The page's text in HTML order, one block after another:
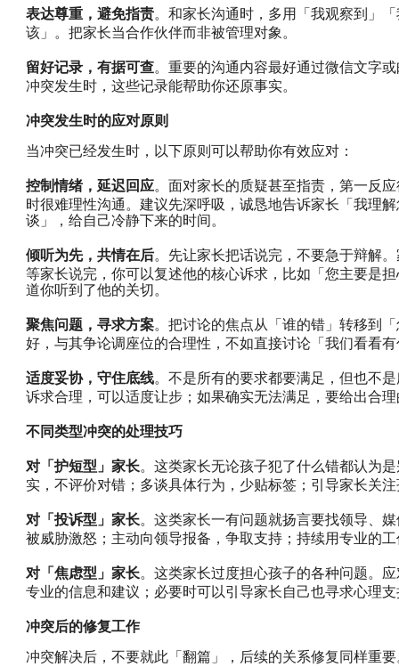
表达尊重，避免指责。和家长沟通时，多用「我观察到」
该」。把家长当合作伙伴而非被管理对象。
留好记录，有据可查。重要的沟通内容最好通过微信文字
冲突发生时，这些记录能帮助你还原事实。
冲突发生时的应对原则
当冲突已经发生时，以下原则可以帮助你有效应对：
控制情绪，延迟回应。面对家长的质疑甚至指责，第一反
时很难理性沟通。建议先深呼吸，诚恳地告诉家长「我理
谈」，给自己冷静下来的时间。
倾听为先，共情在后。先让家长把话说完，不要急于辩解
等家长说完，你可以复述他的核心诉求，比如「您主要是
道你听到了他的关切。
聚焦问题，寻求方案。把讨论的焦点从「谁的错」转移到
好，与其争论调座位的合理性，不如直接讨论「我们看看
适度妥协，守住底线。不是所有的要求都要满足，但也不
诉求合理，可以适度让步；如果确实无法满足，要给出合
不同类型冲突的处理技巧
对「护短型」家长。这类家长无论孩子犯了什么错都认为
实，不评价对错；多谈具体行为，少贴标签；引导家长关
对「投诉型」家长。这类家长一有问题就扬言要找领导、
被威胁激怒；主动向领导报备，争取支持；持续用专业的
对「焦虑型」家长。这类家长过度担心孩子的各种问题。
专业的信息和建议；必要时可以引导家长自己也寻求心理
冲突后的修复工作
冲突解决后，不要就此「翻篇」，后续的关系修复同样重